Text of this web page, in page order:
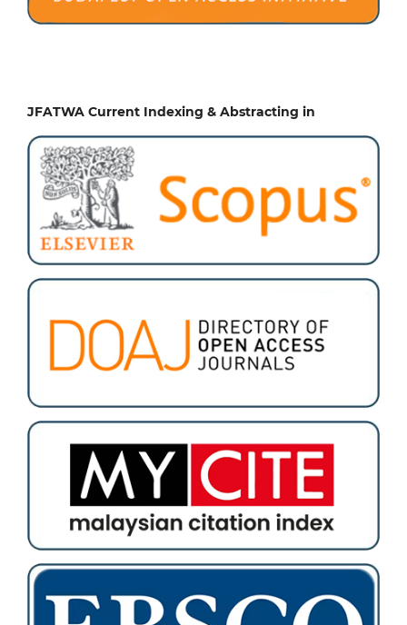
JFATWA Current Indexing & Abstracting in